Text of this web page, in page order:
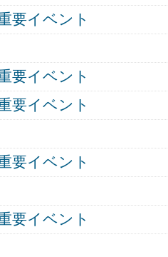
要イベント
要イベント
要イベント
要イベント
要イベント